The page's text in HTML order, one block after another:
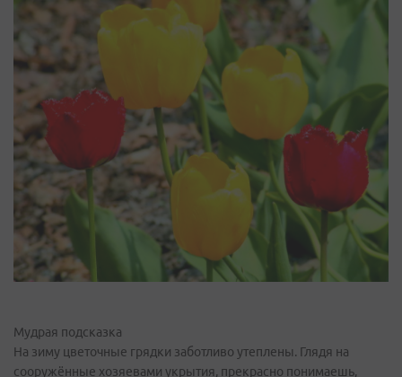
Мудрая подсказка
На зиму цветочные грядки заботливо утеплены. Глядя на
сооружённые хозяевами укрытия, прекрасно понимаешь,